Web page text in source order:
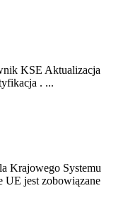
KSE Aktualizacja
. ...
Krajowego Systemu
UE jest zobowiązane